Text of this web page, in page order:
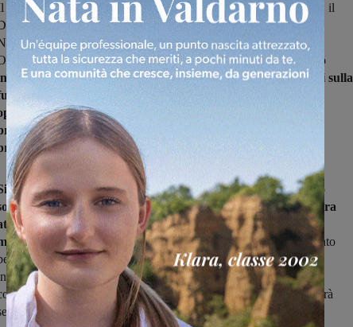
sindaco Giulia Mugnai, l’assessore alla Sanità, Arianna Martini, il
della Società della Salute Fiorentina Sud-Est, Simone
e la consigliera dell’Ordine dei Medici Chirurghi e degli
della Provincia di Firenze, Maria Grazia Mori,hanno
i medici di base di Figline e Incisa per confrontarsi sulla
Casa di Comunità, che hanno giudicato “una valida
sia per il territorio sia per il loro sviluppo
nella direzione della medicina di rete e di
tratta di una struttura che sarà realizzata presso il presidio
di via Da Verrazzano, a Figline, dove la struttura
sarà ampliata e che verrà finanziata grazie ad oltre 1
di euro di fondi PNRR. “Diventerà il punto di riferimento
i servizi sanitari di base di tutto il Valdarno fiorentino e che,
l’attività classica dei medici di base (che manterranno
i loro ambulatori tradizionali su tutto il territorio), fornirà
aggiuntivi di prossimità ai cittadini”.